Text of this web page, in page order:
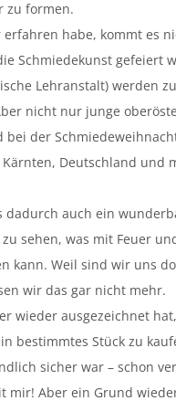
zu formen.
erfahren habe, kommt es
Schmiedekunst gefeiert
Lehranstalt) werden
nicht nur junge
bei der
Kärnten, Deutschland und
dadurch auch ein
sehen, was mit Feuer
kann. Weil sind wir uns
wir das gar nicht mehr.
wieder ausgezeichnet
bestimmtes Stück zu
sicher war – schon
mir! Aber ein Grund